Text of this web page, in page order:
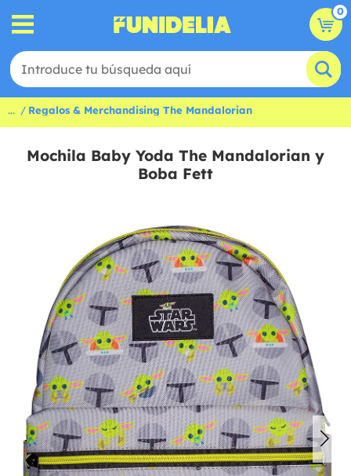
0
... Regalos & Merchandising The Mandalorian
Mochila Baby Yoda The Mandalorian y
Boba Fett